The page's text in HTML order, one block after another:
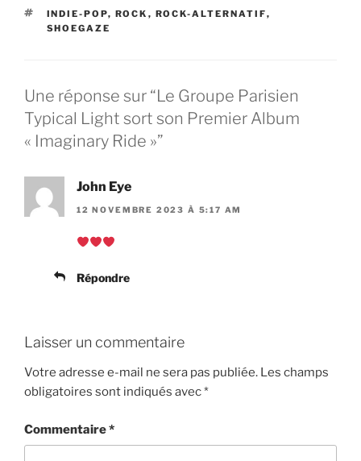
ÉTIQUETTES
INDIE-POP, ROCK , ROCK-ALTERNATIF,
SHOEGAZE
Une réponse sur “Le Groupe Parisien
Typical Light sort son Premier Album
« Imaginary Ride »”
John Eye
12 NOVEMBRE 2023 À 5:17 AM
Répondre
Laisser un commentaire
Votre adresse e-mail ne sera pas publiée. Les champs
obligatoires sont indiqués avec*
Commentaire*